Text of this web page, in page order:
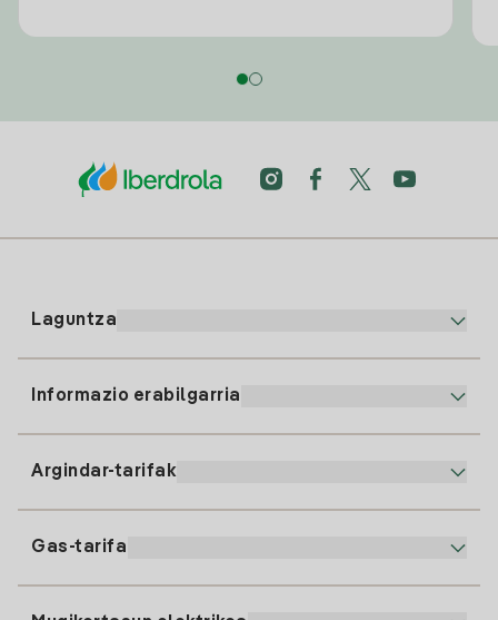
Laguntza
91 919 52 73
clientes@tuiberdrola.es
Informazio erabilgarria
Argindar-tarifak
Gas-tarifa